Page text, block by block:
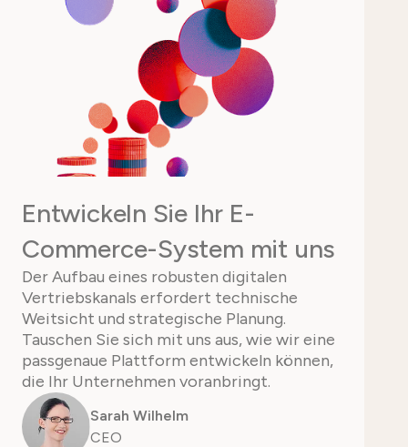
Entwickeln Sie Ihr E-
Commerce-System mit uns
Der Aufbau eines robusten digitalen
Vertriebskanals erfordert technische
Weitsicht und strategische Planung.
Tauschen Sie sich mit uns aus, wie wir eine
passgenaue Plattform entwickeln können,
die Ihr Unternehmen voranbringt.
Sarah Wilhelm
CEO